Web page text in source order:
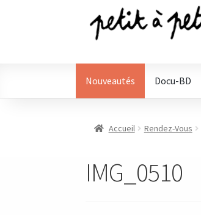
Aller
navigation
Aller
Nouveautés Docu-BD
Accueil Rendez-Vous
IMG_0510